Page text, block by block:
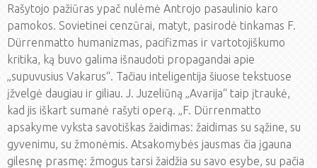
Rašytojo pažiūras ypač nulėmė Antrojo pasaulinio karo
pamokos. Sovietinei cenzūrai, matyt, pasirodė tinkamas F.
Dürrenmatto humanizmas, pacifizmas ir vartotojiškumo
kritika, ką buvo galima išnaudoti propagandai apie
„supuvusius Vakarus“. Tačiau inteligentija šiuose tekstuose
įžvelgė daugiau ir giliau. J. Juzeliūną „Avarija“ taip įtraukė,
kad jis iškart sumanė rašyti operą. „F. Dürrenmatto
apsakyme vyksta savotiškas žaidimas: žaidimas su sąžine, su
gyvenimu, su žmonėmis. Atsakomybės jausmas čia įgauna
gilesnę prasmę: žmogus tarsi žaidžia su savo esybe, su pačia